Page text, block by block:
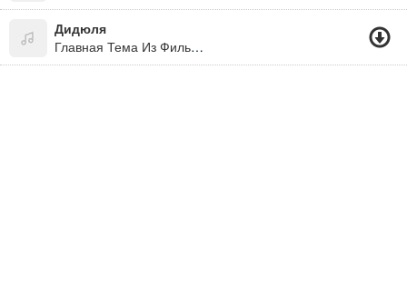
Дидюля
Главная Тема Из Фильма Кочегар